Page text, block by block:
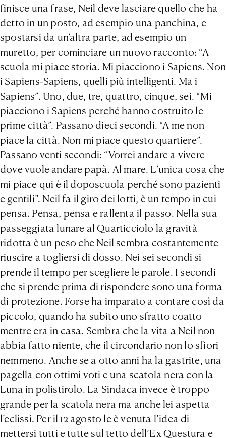
finisce una frase, Neil deve lasciare quello che ha
detto in un posto, ad esempio una panchina, e
spostarsi da un’altra parte, ad esempio un
muretto, per cominciare un nuovo racconto: “A
scuola mi piace storia. Mi piacciono i Sapiens. Non
i Sapiens-Sapiens, quelli più intelligenti. Ma i
Sapiens”. Uno, due, tre, quattro, cinque, sei. “Mi
piacciono i Sapiens perché hanno costruito le
prime città”. Passano dieci secondi. “A me non
piace la città. Non mi piace questo quartiere”.
Passano venti secondi: “Vorrei andare a vivere
dove vuole andare papà. Al mare. L’unica cosa che
mi piace qui è il doposcuola perché sono pazienti
e gentili”. Neil fa il giro dei lotti, è un tempo in cui
pensa. Pensa, pensa e rallenta il passo. Nella sua
passeggiata lunare al Quarticciolo la gravità
ridotta è un peso che Neil sembra costantemente
riuscire a togliersi di dosso. Nei sei secondi si
prende il tempo per scegliere le parole. I secondi
che si prende prima di rispondere sono una forma
di protezione. Forse ha imparato a contare così da
piccolo, quando ha subito uno sfratto coatto
mentre era in casa. Sembra che la vita a Neil non
abbia fatto niente, che il circondario non lo sfiori
nemmeno. Anche se a otto anni ha la gastrite, una
pagella con ottimi voti e una scatola nera con la
Luna in polistirolo. La Sindaca invece è troppo
grande per la scatola nera ma anche lei aspetta
l’eclissi. Per il 12 agosto le è venuta l’idea di
mettersi tutti e tutte sul tetto dell’Ex Questura e